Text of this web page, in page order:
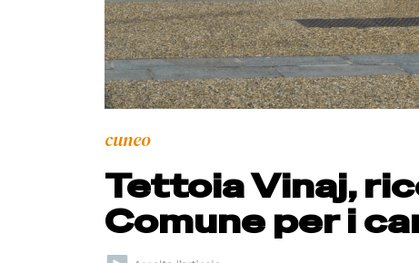
cuneo
Tettoia Vinaj,
Comune per i